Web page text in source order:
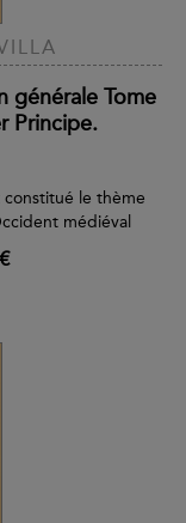
générale Tome
Principe.
le thème
médiéval